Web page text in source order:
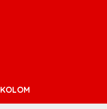
KOLOM